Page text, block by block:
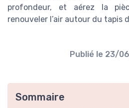
profondeur, et aérez la
renouveler l’air autour du tapis
Publié le 23/
Sommaire